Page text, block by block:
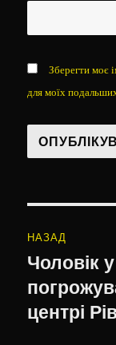
Зберегти моє
для моїх
записів
НАЗАД
Попередній
запис:
Чоловік
центрі